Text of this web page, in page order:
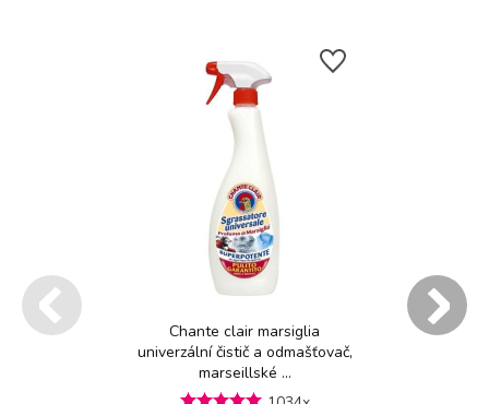
Chante clair marsiglia
univerzální čistič a odmašťovač,
marseillské ...